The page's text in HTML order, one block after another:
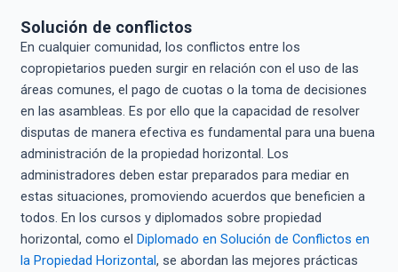
Solución de conflictos
En cualquier comunidad, los conflictos entre los
copropietarios pueden surgir en relación con el uso de las
áreas comunes, el pago de cuotas o la toma de decisiones
en las asambleas. Es por ello que la capacidad de resolver
disputas de manera efectiva es fundamental para una buena
administración de la propiedad horizontal. Los
administradores deben estar preparados para mediar en
estas situaciones, promoviendo acuerdos que beneficien a
todos. En los cursos y diplomados sobre propiedad
horizontal, como el Diplomado en Solución de Conflictos en
la Propiedad Horizontal, se abordan las mejores prácticas